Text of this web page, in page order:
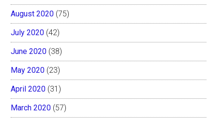
August 2020 (75)
July 2020 (42)
June 2020 (38)
May 2020 (23)
April 2020 (31)
March 2020 (57)